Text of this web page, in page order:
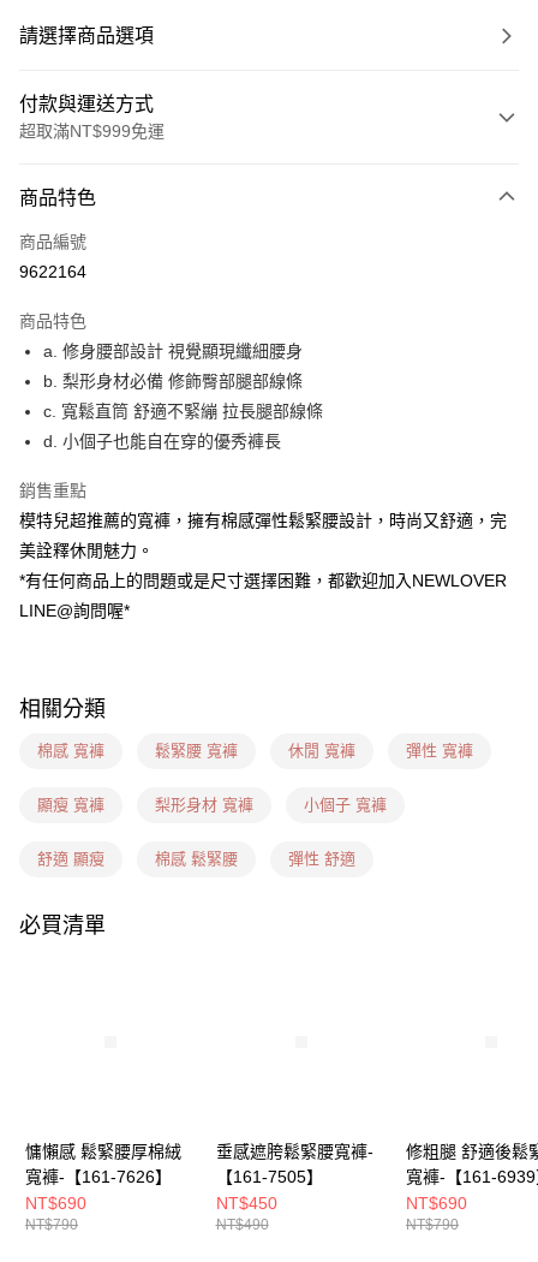
請選擇商品選項
付款與運送方式
超取滿NT$999免運
信用卡一次付款
超商取貨付款
ATM付款
貨到付款
運送方式
貨到付款
每筆NT$60，滿NT$999(含以上)免運費
全家(信用卡、多元支付)
7-11(信用卡、多元支付)
每筆NT$60，滿NT$1,599(含以上)免運費
7-11隔日到貨(信用卡、多元支付)
新竹物流(信用卡、多元支付)
商品特色
商品編號
9622164
商品特色
a. 修身腰部設計 視覺顯現纖細腰身
b. 梨形身材必備 修飾臀部腿部線條
c. 寬鬆直筒 舒適不緊繃 拉長腿部線條
d. 小個子也能自在穿的優秀褲長
銷售重點
模特兒超推薦的寬褲，擁有棉感彈性鬆緊腰設計，時尚又舒適，完
美詮釋休閒魅力。
*有任何商品上的問題或是尺寸選擇困難，都歡迎加入NEWLOVER
LINE@詢問喔*
相關分類
棉感 寬褲 鬆緊腰 寬褲 休閒 寬褲 彈性 寬褲
顯瘦 寬褲 梨形身材 寬褲 小個子 寬褲
舒適 顯瘦 棉感 鬆緊腰 彈性 舒適
必買清單
慵懶感 鬆緊腰厚棉絨
寬褲-【161-7626】
NT$690
NT$790
垂感遮胯鬆緊腰寬褲-
【161-7505】
NT$450
NT$490
修粗腿 舒適後鬆
寬褲-【161-
NT$690
NT$790